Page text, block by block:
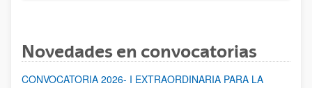
Novedades en convocatorias
CONVOCATORIA 2026- I EXTRAORDINARIA PARA LA